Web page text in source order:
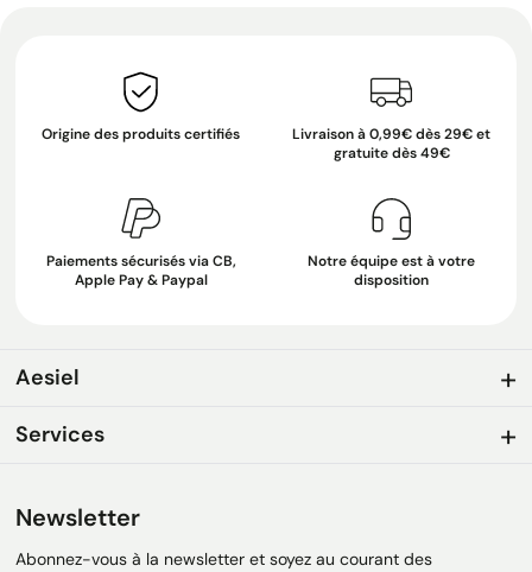
Origine des produits certifiés
Livraison à 0,99€ dès 29€ et
gratuite dès 49€
Paiements sécurisés via CB,
Apple Pay & Paypal
Notre équipe est à votre
disposition
Aesiel
Services
Newsletter
Abonnez-vous à la newsletter et soyez au courant des